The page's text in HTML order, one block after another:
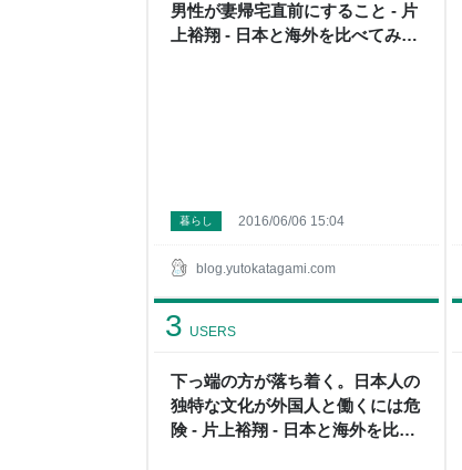
男性が妻帰宅直前にすること - 片
上裕翔 - 日本と海外を比べてみよ
blog.yutokatagami.com
暮らし 2016/06/06 15:04
下っ端の方が落ち着く。日本人の
独特な文化が外国人と働くには危
険 - 片上裕翔 - 日本と海外を比べ
3 USERS